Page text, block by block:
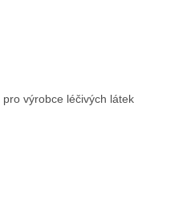
pro výrobce léčivých látek